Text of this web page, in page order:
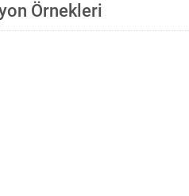
Örnekleri